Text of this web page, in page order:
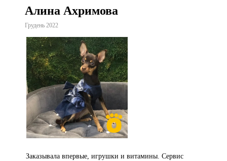
Алина Ахримова
Грудень 2022
Заказывала впервые, игрушки и витамины. Сервис